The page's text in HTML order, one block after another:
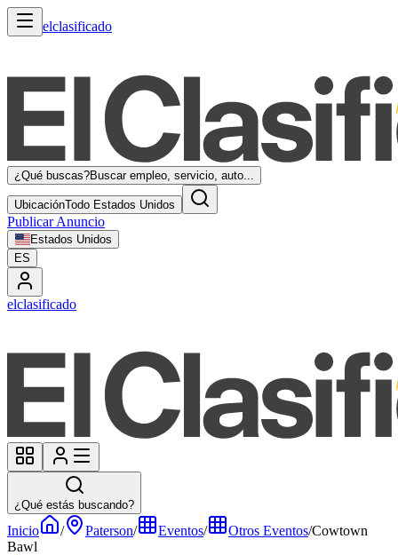
elclasificado
¿Qué buscas?Buscar empleo, servicio, auto...
UbicaciónTodo Estados Unidos
Publicar Anuncio
Estados Unidos
ES
elclasificado
¿Qué estás buscando?
Inicio / Paterson/ Eventos/ Otros Eventos/Cowtown
Bawl